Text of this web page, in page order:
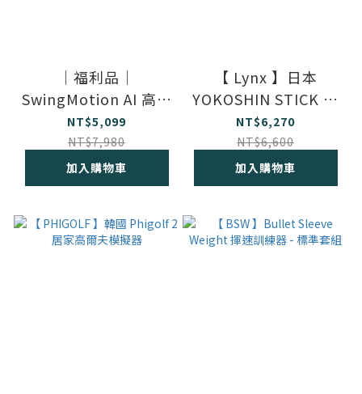
｜福利品｜
SwingMotion AI 高爾
夫智慧揮桿感測器 ｜
舊包裝｜
NT$5,099
NT$7,980
加入購物車
【 Lynx 】日本
YOKOSHIN STICK 多
功能高爾夫訓練棒
NT$6,270
NT$6,600
加入購物車